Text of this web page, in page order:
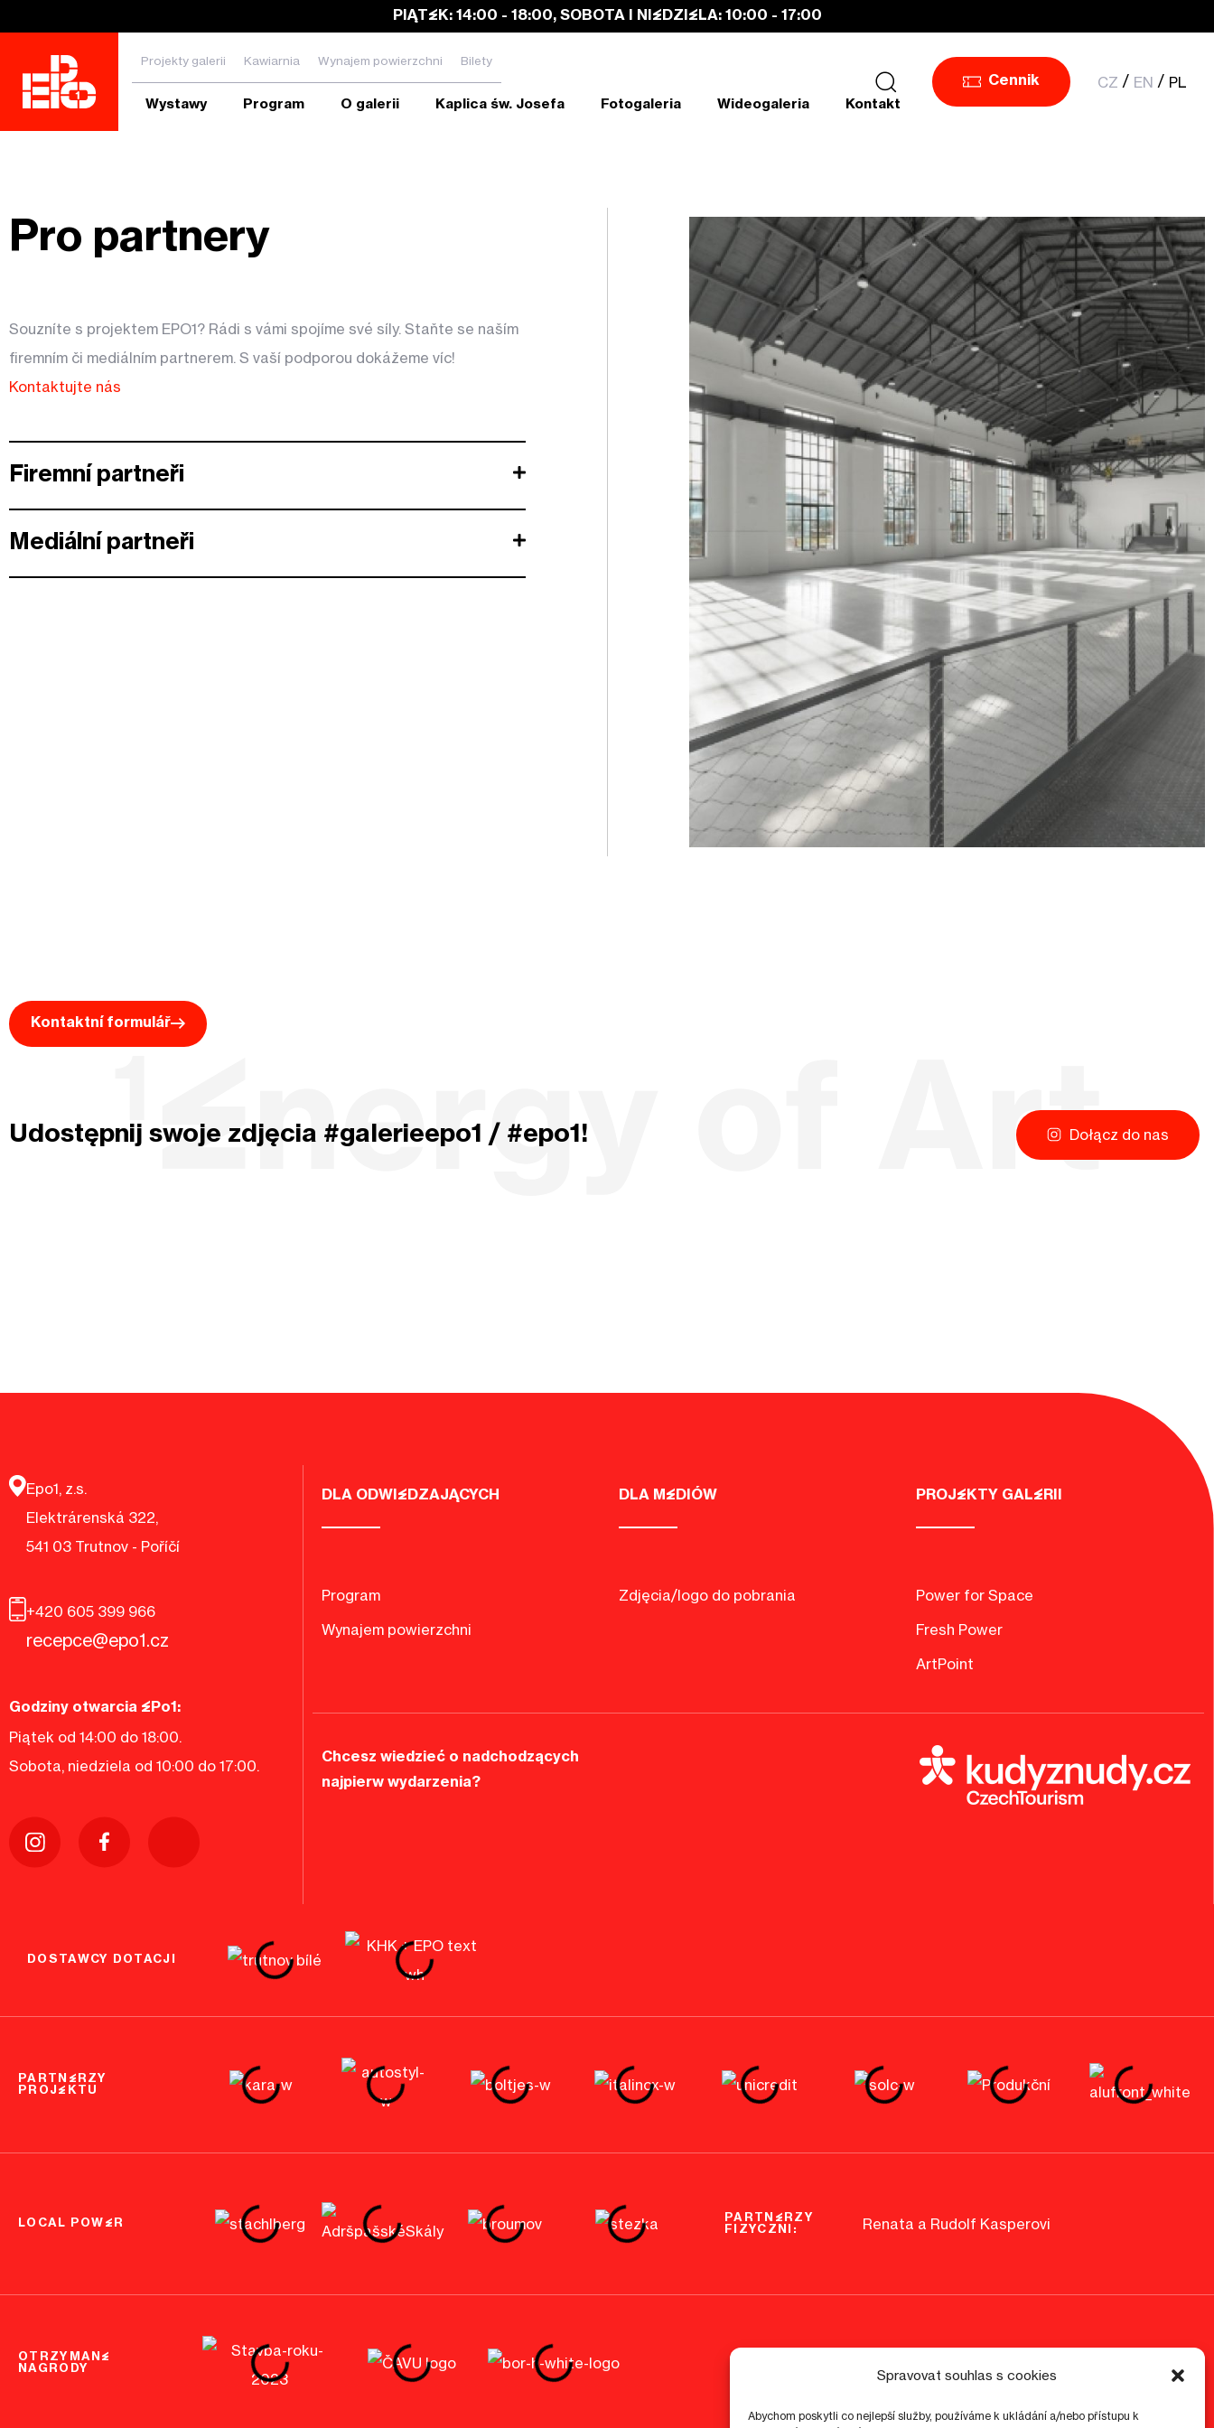
Spravovat souhlas s cookies
Abychom poskytli co nejlepší služby, používáme k ukládání a/nebo přístupu k
PIĄTEK: 14:00 - 18:00, SOBOTA I NIEDZIELA: 10:00 - 17:00
Projekty galerii Kawiarnia Wynajem powierzchni Bilety
Wystawy Program O galerii Kaplica św. Josefa Fotogaleria Wideogaleria Kontakt
Cennik CZ EN PL
Pro partnery
Souzníte s projektem EPO1? Rádi s vámi spojíme své síly. Staňte se naším
firemním či mediálním partnerem. S vaší podporou dokážeme víc!
Kontaktujte nás
Firemní partneři
Mediální partneři
Kontaktní formulář
Udostępnij swoje zdjęcia #galerieepo1 / #epo1! Dołącz do nas
Epo1, z.s.
Elektrárenská 322,
541 03 Trutnov - Poříčí
+420 605 399 966
recepce@epo1.cz
Godziny otwarcia EPo1:
Piątek od 14:00 do 18:00.
Sobota, niedziela od 10:00 do 17:00.
DLA ODWIEDZAJĄCYCH
Program
Wynajem powierzchni
DLA MEDIÓW
Zdjęcia/logo do pobrania
PROJEKTY GALERII
Power for Space
Fresh Power
ArtPoint
Chcesz wiedzieć o nadchodzących
najpierw wydarzenia?
DOSTAWCY DOTACJI
PARTNERZY
PROJEKTU
LOCAL POWER
PARTNERZY
FIZYCZNI:
Renata a Rudolf Kasperovi
OTRZYMANE
NAGRODY